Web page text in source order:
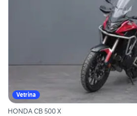
Vetrina
HONDA CB 500 X